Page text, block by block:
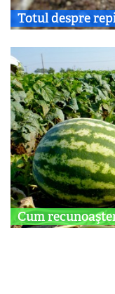
Totul despre
Cum